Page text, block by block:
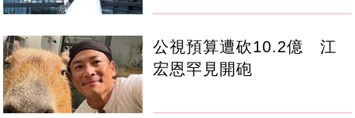
公視預算遭砍10.2億 江
宏恩罕見開砲